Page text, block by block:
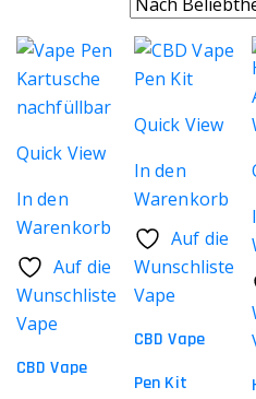
Quick View
In den
Warenkorb
Auf die
Wunschliste
Vape
CBD Vape
Quick View
In den
Warenkorb
Auf die
Wunschliste
Vape
CBD Vape
Pen Kit